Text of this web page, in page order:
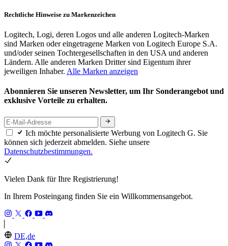
Rechtliche Hinweise zu Markenzeichen
Logitech, Logi, deren Logos und alle anderen Logitech-Marken
sind Marken oder eingetragene Marken von Logitech Europe S.A.
und/oder seinen Tochtergesellschaften in den USA und anderen
Ländern. Alle anderen Marken Dritter sind Eigentum ihrer
jeweiligen Inhaber. Alle Marken anzeigen
Abonnieren Sie unseren Newsletter, um Ihr Sonderangebot und
exklusive Vorteile zu erhalten.
Ich möchte personalisierte Werbung von Logitech G. Sie
können sich jederzeit abmelden. Siehe unsere
Datenschutzbestimmungen.
Vielen Dank für Ihre Registrierung!
In Ihrem Posteingang finden Sie ein Willkommensangebot.
DE,de